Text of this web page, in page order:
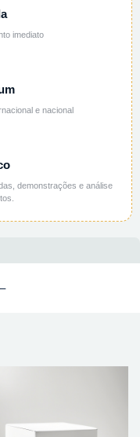
imediato
e nacional
demonstrações e análise